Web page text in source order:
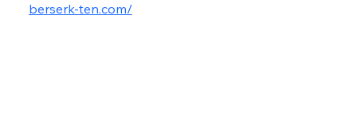
berserk-ten.com/